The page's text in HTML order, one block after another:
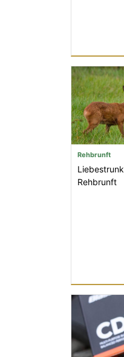
Rehbrunft
Rehbrunft